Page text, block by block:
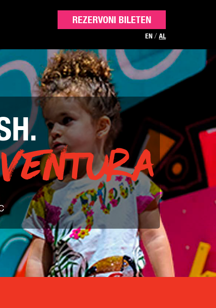
REZERVONI BILETEN
EN / AL